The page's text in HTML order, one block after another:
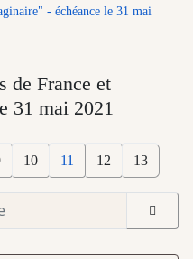
- échéance le 31 mai
de France et
31 mai 2021
10 11 12 13